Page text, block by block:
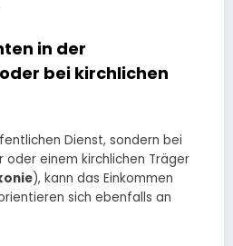
in der
bei kirchlichen
Dienst, sondern bei
einem kirchlichen Träger
), kann das Einkommen
sich ebenfalls an